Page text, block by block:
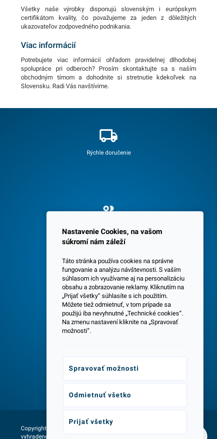
Všetky naše výrobky disponujú slovenským i európskym
certifikátom kvality, čo považujeme za jeden z dôležitých
ukazovateľov zodpovedného podnikania.
Viac informácií
Potrebujete viac informácií ohľadom pravidelnej dlhodobej
spolupráce pri odberoch? Prosím skontaktujte sa s naším
obchodným tímom a dohodnite si stretnutie kdekoľvek na
Slovensku. Radi Vás navštívime.
Rýchle doručenie
Spokojných 3600 zákazníkov
Centrála a predajňa v Senci
Copyright © 2026 - Všetky práva
vyhradené lumax.sk
Nastavenie Cookies, na vašom
súkromí nám záleží
Táto stránka používa cookies na správne
fungovanie a analýzu návštevnosti. S vaším
súhlasom ich využívame aj na personalizáciu
obsahu a zobrazovanie reklamy. Kliknutím na
„Prijať všetky“ súhlasíte s ich použitím.
Môžete tiež odmietnuť, v tom prípade sa
použijú iba nevyhnutné „Technické cookies“.
Na zmenu nastavení kliknite na „Spravovať
možnosti“.
Spravovať možnosti
Odmietnuť všetko
Prijať všetky